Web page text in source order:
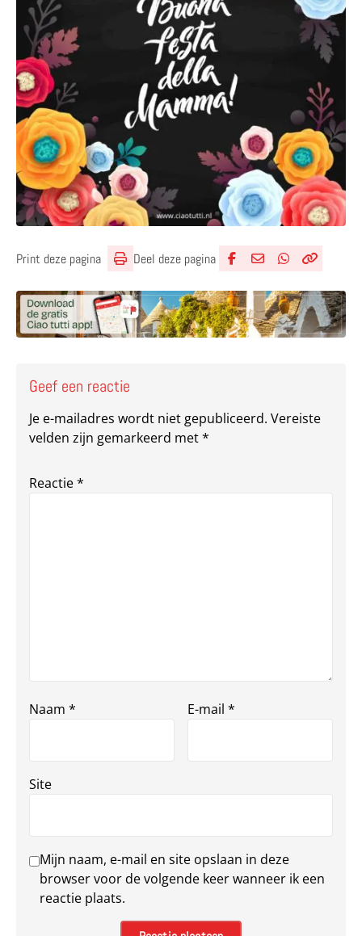
Print deze pagina Deel deze pagina
Geef een reactie
Je e-mailadres wordt niet gepubliceerd. Vereiste
velden zijn gemarkeerd met*
Reactie*
Naam * E-mail *
Site
Mijn naam, e-mail en site opslaan in deze
browser voor de volgende keer wanneer ik een
reactie plaats.